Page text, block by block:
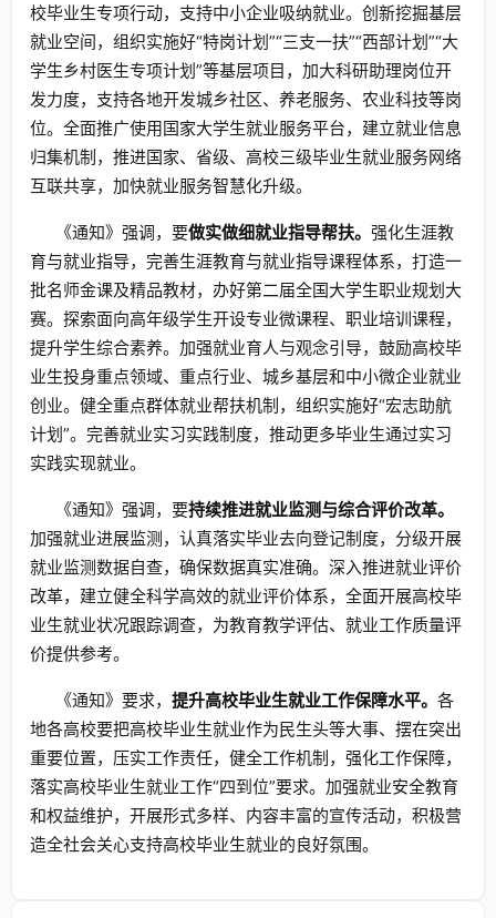
校毕业生专项行动，支持中小企业吸纳就业。创新挖掘基层
就业空间，组织实施好“特岗计划”“三支一扶”“西部计划”“大
学生乡村医生专项计划”等基层项目，加大科研助理岗位开
发力度，支持各地开发城乡社区、养老服务、农业科技等岗
位。全面推广使用国家大学生就业服务平台，建立就业信息
归集机制，推进国家、省级、高校三级毕业生就业服务网络
互联共享，加快就业服务智慧化升级。
《通知》强调，要做实做细就业指导帮扶。 强化生涯教
育与就业指导，完善生涯教育与就业指导课程体系，打造一
批名师金课及精品教材，办好第二届全国大学生职业规划大
赛。探索面向高年级学生开设专业微课程、职业培训课程，
提升学生综合素养。加强就业育人与观念引导，鼓励高校毕
业生投身重点领域、重点行业、城乡基层和中小微企业就业
创业。健全重点群体就业帮扶机制，组织实施好“宏志助航
计划”。完善就业实习实践制度，推动更多毕业生通过实习
实践实现就业。
《通知》强调，要持续推进就业监测与综合评价改革。
加强就业进展监测，认真落实毕业去向登记制度，分级开展
就业监测数据自查，确保数据真实准确。深入推进就业评价
改革，建立健全科学高效的就业评价体系，全面开展高校毕
业生就业状况跟踪调查，为教育教学评估、就业工作质量评
价提供参考。
《通知》要求， 提升高校毕业生就业工作保障水平。 各
地各高校要把高校毕业生就业作为民生头等大事、摆在突出
重要位置，压实工作责任，健全工作机制，强化工作保障，
落实高校毕业生就业工作“四到位”要求。加强就业安全教育
和权益维护，开展形式多样、内容丰富的宣传活动，积极营
造全社会关心支持高校毕业生就业的良好氛围。